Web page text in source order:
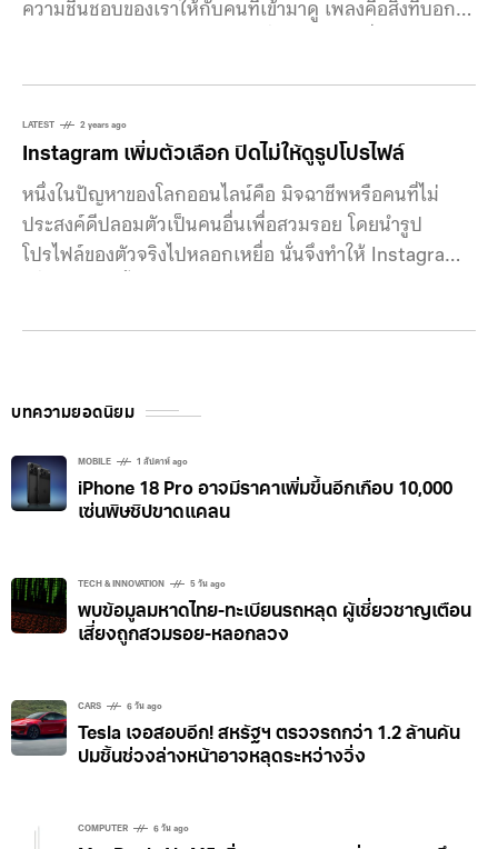
ความชื่นชอบของเราให้กับคนที่เข้ามาดู เพลงคือสิ่งที่บอก
ก็ได้พัฒนาฟีเจอร์แบบเดียวกัน เพียงแค่ไม่เล่นอัตโนมัติ ซึ่ง
เพลงนี้สามารถเปลี่ยนได้เพื่อแสดงความสนใจของเราใน
ช่วงเวลานั้นๆ นอกจากนั้นเรายังใช้ช่องทางนี้ในการช่วย
โปรโมทเพลงหรือศิลปินโปรดให้คนอื่นๆได้รู้จักมากขึ้นด้วย
จริงๆแล้วทาง Instagram ได้ทดสอบฟีเจอร์นี้มาตั้งแต่ปี
LATEST 2 years ago
Instagram เพิ่มตัวเลือก ปิดไม่ให้ดูรูปโปรไฟล์
หนึ่งในปัญหาของโลกออนไลน์คือ มิจฉาชีพหรือคนที่ไม่
ประสงค์ดีปลอมตัวเป็นคนอื่นเพื่อสวมรอย โดยนำรูป
โปรไฟล์ของตัวจริงไปหลอกเหยื่อ นั่นจึงทำให้ Instagram
ส่วนตัวของผู้ใช้ เมื่อปิดการใช้งานนั้น คนที่กดเข้ามาจะเห็น
ถึงป้องกันการขยายและดาวน์โหลดรูปขนาดใหญ่ไป
สวมรอยเป็นเราเปิดบัญชีปลอมเพื่อไปหลอกลวงคนอื่น
ให้คนเอารูปโปรไฟล์เราไปใช้ก็ลองไปเปิดใช้งานกันนะ ที่มา
https://www.socialmediatoday.com/news/instagra
m-adds-option-stop-profile-visitors-from-
fbclid=IwAR2XWdd7qzUKXvoqdlnRsRNSNB0CKvUL
kulC0fBtVT1iZFptqcu_pb07q3Y
บทความยอดนิยม
MOBILE 1 สัปดาห์ ago
iPhone 18 Pro อาจมีราคาเพิ่มขึ้นอีกเกือบ 10,000
เซ่นพิษชิปขาดแคลน
TECH & INNOVATION 5 วัน ago
พบข้อมูลมหาดไทย-ทะเบียนรถหลุด ผู้เชี่ยวชาญเตือน
เสี่ยงถูกสวมรอย-หลอกลวง
CARS 6 วัน ago
Tesla เจอสอบอีก! สหรัฐฯ ตรวจรถกว่า 1.2 ล้านคัน
ปมชิ้นช่วงล่างหน้าอาจหลุดระหว่างวิ่ง
COMPUTER 6 วัน ago